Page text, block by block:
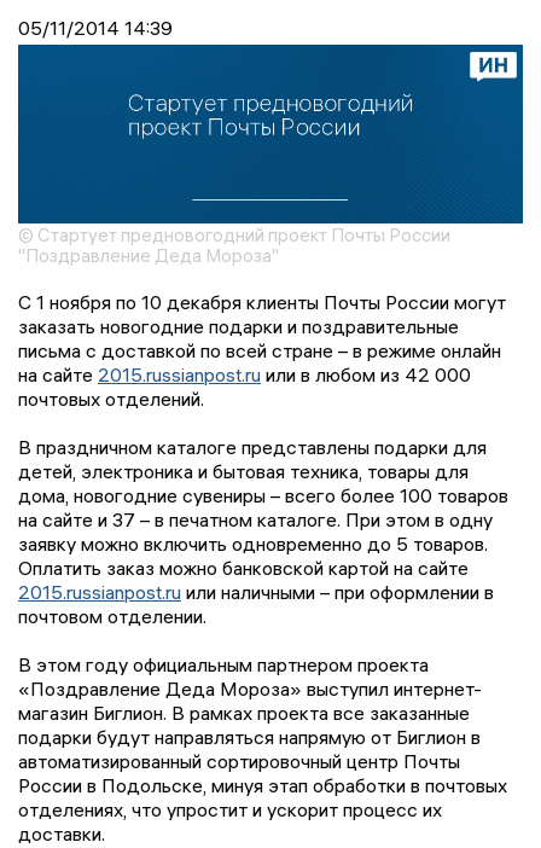
05/11/2014 14:39
© Стартует предновогодний проект Почты России
"Поздравление Деда Мороза"
С 1 ноября по 10 декабря клиенты Почты России могут
заказать новогодние подарки и поздравительные
письма с доставкой по всей стране – в режиме онлайн
на сайте 2015.russianpost.ru или в любом из 42 000
почтовых отделений.
В праздничном каталоге представлены подарки для
детей, электроника и бытовая техника, товары для
дома, новогодние сувениры – всего более 100 товаров
на сайте и 37 – в печатном каталоге. При этом в одну
заявку можно включить одновременно до 5 товаров.
Оплатить заказ можно банковской картой на сайте
2015.russianpost.ru или наличными – при оформлении в
почтовом отделении.
В этом году официальным партнером проекта
«Поздравление Деда Мороза» выступил интернет-
магазин Биглион. В рамках проекта все заказанные
подарки будут направляться напрямую от Биглион в
автоматизированный сортировочный центр Почты
России в Подольске, минуя этап обработки в почтовых
отделениях, что упростит и ускорит процесс их
доставки.